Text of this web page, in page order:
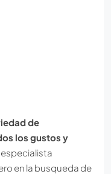
de
los gustos y
especialista
en la busqueda de